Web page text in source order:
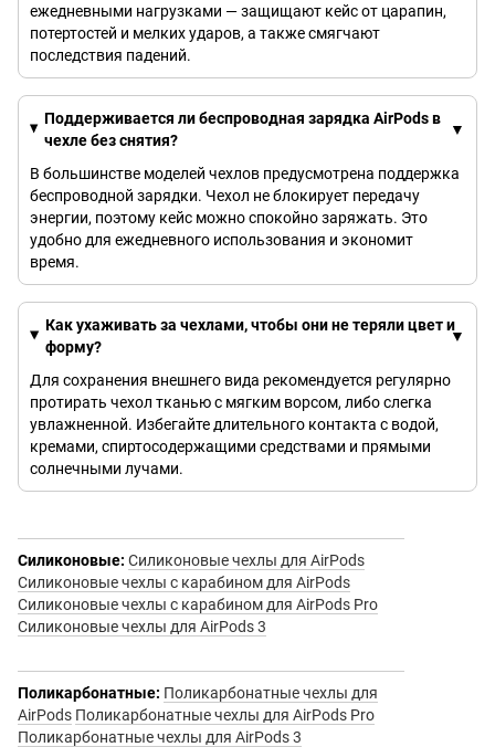
ежедневными нагрузками — защищают кейс от царапин,
потертостей и мелких ударов, а также смягчают
последствия падений.
Поддерживается ли беспроводная зарядка AirPods в
чехле без снятия?
В большинстве моделей чехлов предусмотрена поддержка
беспроводной зарядки. Чехол не блокирует передачу
энергии, поэтому кейс можно спокойно заряжать. Это
удобно для ежедневного использования и экономит
время.
Как ухаживать за чехлами, чтобы они не теряли цвет и
форму?
Для сохранения внешнего вида рекомендуется регулярно
протирать чехол тканью с мягким ворсом, либо слегка
увлажненной. Избегайте длительного контакта с водой,
кремами, спиртосодержащими средствами и прямыми
солнечными лучами.
Силиконовые: Силиконовые чехлы для AirPods
Силиконовые чехлы с карабином для AirPods
Силиконовые чехлы с карабином для AirPods Pro
Силиконовые чехлы для AirPods 3
Поликарбонатные: Поликарбонатные чехлы для
AirPods Поликарбонатные чехлы для AirPods Pro
Поликарбонатные чехлы для AirPods 3